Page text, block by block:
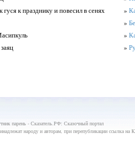
к празднику и повесил в сенях
»
»
»
»
парень - Сказатель.РФ: Сказочный портал
народу и авторам, при перепубликации ссылка на